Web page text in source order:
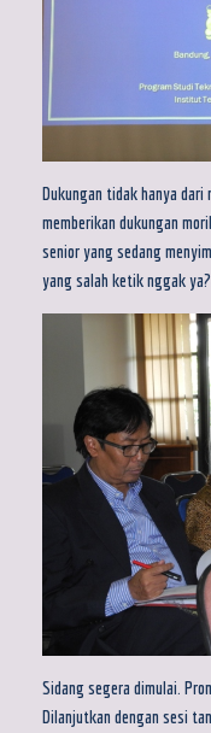
Dukungan tidak hanya
memberikan dukungan
senior yang sedang
yang salah ketik nggak
Sidang segera dimulai.
Dilanjutkan dengan sesi